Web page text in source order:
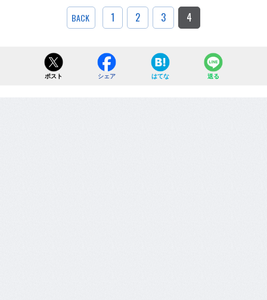
BACK 1 2 3 4
ポスト シェア はてな 送る